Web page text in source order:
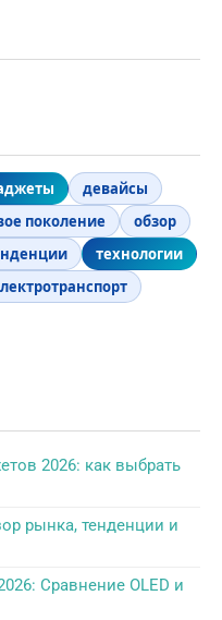
девайсы
поколение
обзор
технологии
2026: как выбрать
рынка, тенденции и
Сравнение OLED и